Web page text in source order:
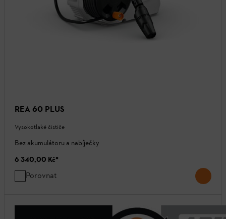
REA 60 PLUS
Vysokotlaké čističe
Bez akumulátoru a nabíječky
6 340,00 Kč*
Porovnat